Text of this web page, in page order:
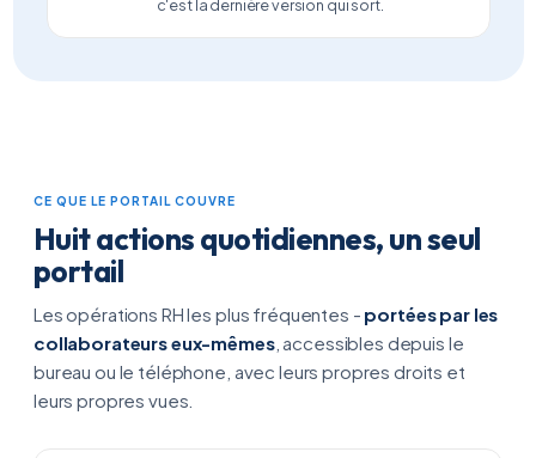
c'est la dernière version qui sort.
CE QUE LE PORTAIL COUVRE
Huit actions quotidiennes, un seul
portail
Les opérations RH les plus fréquentes - portées par les
collaborateurs eux-mêmes, accessibles depuis le
bureau ou le téléphone, avec leurs propres droits et
leurs propres vues.